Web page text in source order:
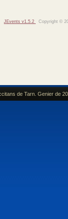
JEvents v1.5.2 Copyright ©
de Tarn. Genier de